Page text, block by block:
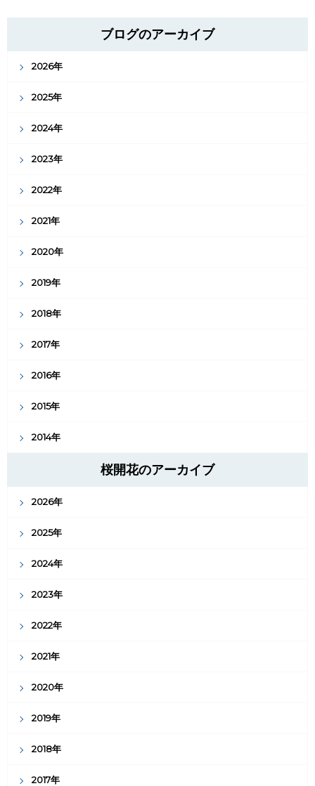
ブログのアーカイブ
2026年
2025年
2024年
2023年
2022年
2021年
2020年
2019年
2018年
2017年
2016年
2015年
2014年
桜開花のアーカイブ
2026年
2025年
2024年
2023年
2022年
2021年
2020年
2019年
2018年
2017年